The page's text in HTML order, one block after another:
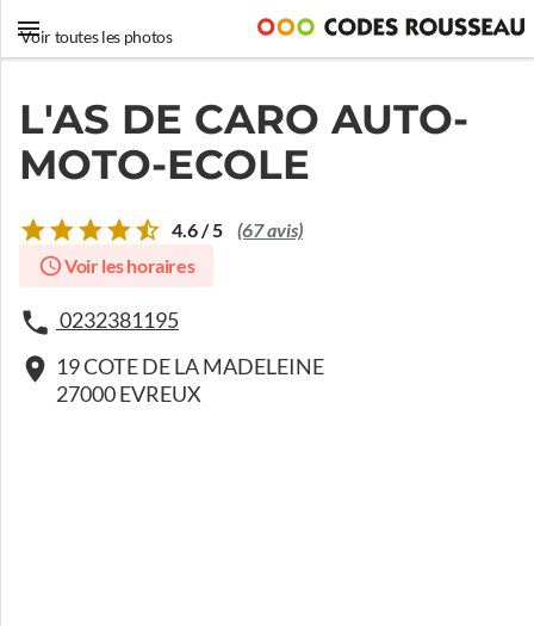
Voir toutes les photos
L'AS DE CARO AUTO-
MOTO-ECOLE
4.6 / 5 (67 avis)
Voir les horaires
0232381195
19 COTE DE LA MADELEINE
27000 EVREUX